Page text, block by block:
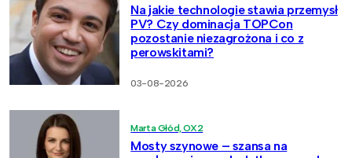
Na jakie technologie stawia przemysł
PV? Czy dominacja TOPCon
pozostanie niezagrożona i co z
perowskitami?
03-08-2026
Marta Głód, OX2
Mosty szynowe – szansa na